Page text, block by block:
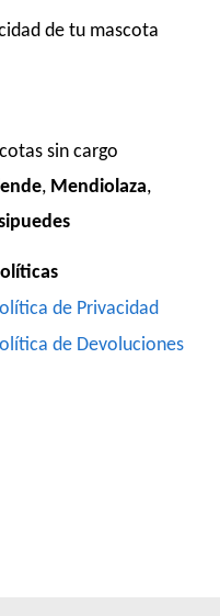
de tu mascota
sin cargo
, Mendiolaza,
de Privacidad
de Devoluciones